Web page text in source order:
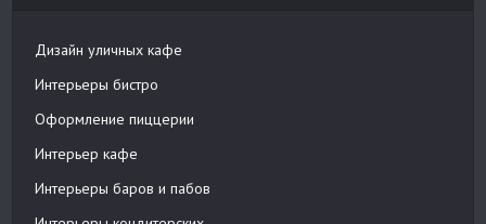
Дизайн уличных кафе
Интерьеры бистро
Оформление пиццерии
Интерьер кафе
Интерьеры баров и пабов